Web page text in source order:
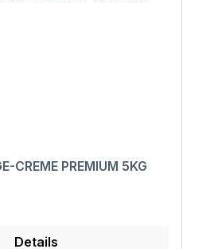
CREME PREMIUM 5KG
Details